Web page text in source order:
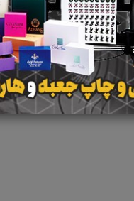
نتیجه ای